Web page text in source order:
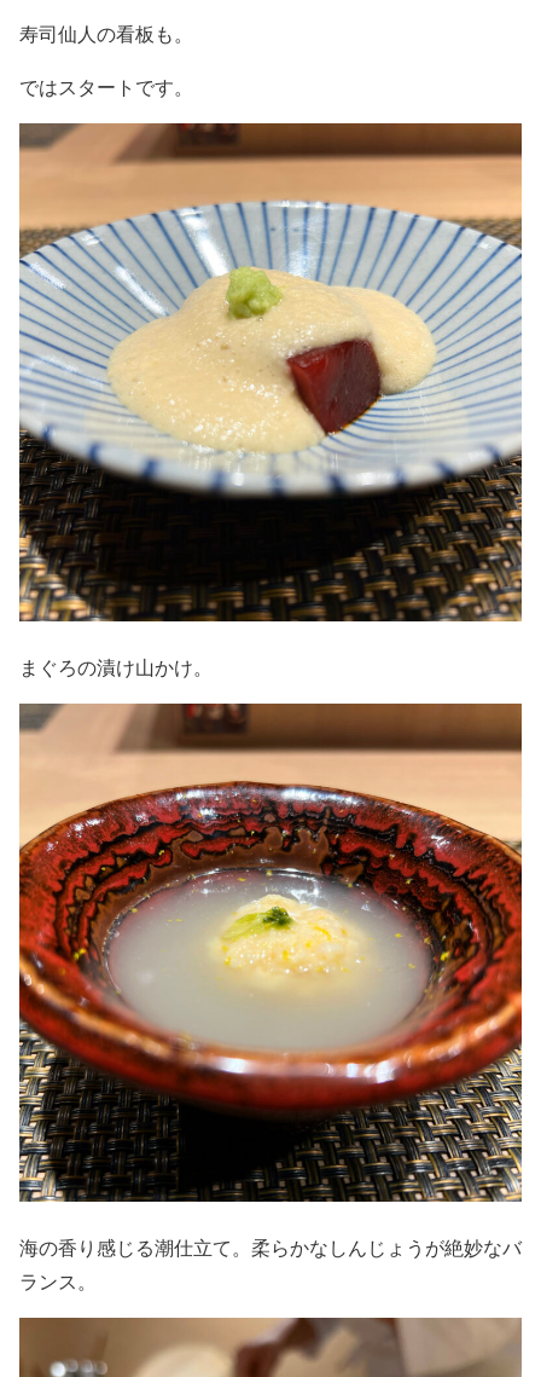
寿司仙人の看板も。
ではスタートです。
まぐろの漬け山かけ。
海の香り感じる潮仕立て。柔らかなしんじょうが絶妙なバ
ランス。